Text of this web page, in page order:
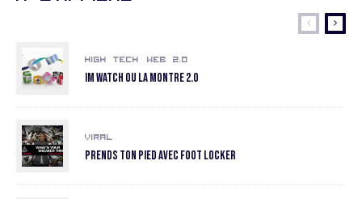
High Tech Web 2.0
Im Watch ou la montre 2.0
Viral
Prends ton pied avec Foot Locker